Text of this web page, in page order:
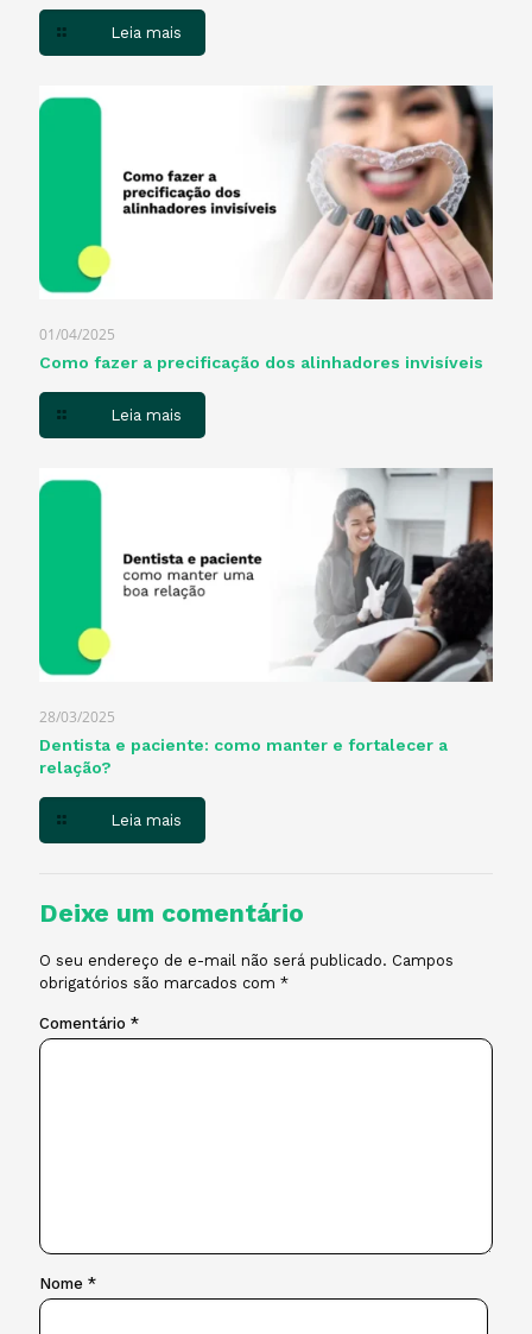
Leia mais
01/04/2025
Como fazer a precificação dos alinhadores invisíveis
Leia mais
28/03/2025
Dentista e paciente: como manter e fortalecer a
relação?
Leia mais
Deixe um comentário
O seu endereço de e-mail não será publicado. Campos
obrigatórios são marcados com *
Comentário *
Nome *